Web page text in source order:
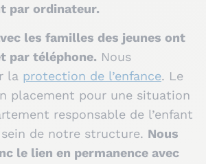
par ordinateur.
les familles des jeunes ont
par téléphone. Nous
la protection de l’enfance. Le
placement pour une situation
responsable de l’enfant
de notre structure. Nous
le lien en permanence avec